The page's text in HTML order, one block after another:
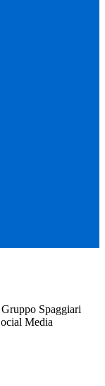
Spaggiari
Media